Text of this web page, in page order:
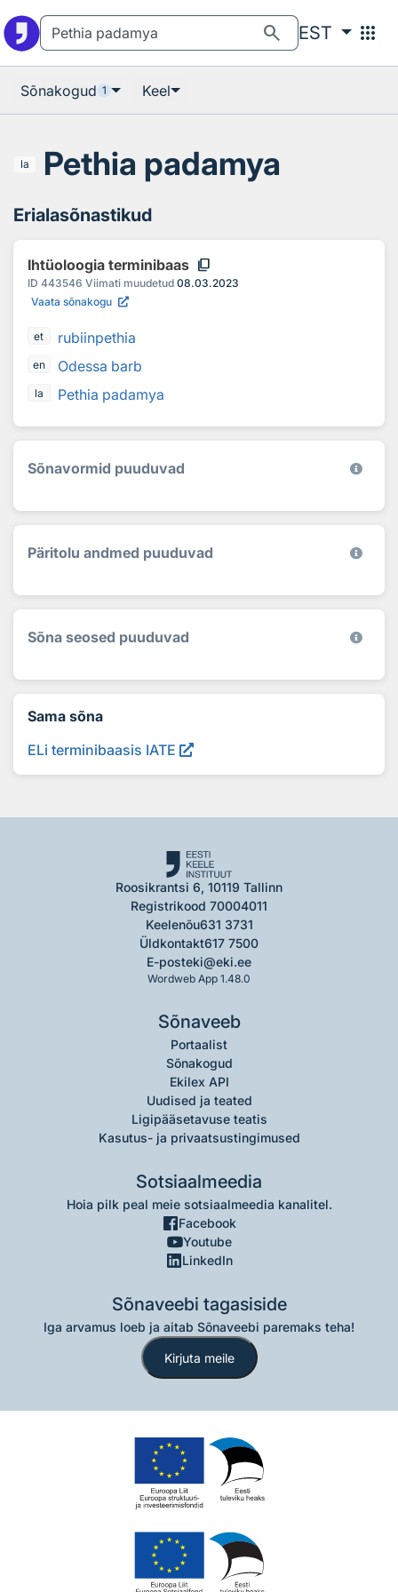
search EST apps
Sõnakogud 1 Keel
la Pethia padamya
Erialasõnastikud
Ihtüoloogia terminibaas content_copy
ID 443546 Viimati muudetud 08.03.2023
Vaata sõnakogu
et rubiinpethia
en Odessa barb
la Pethia padamya
Sõnavormid puuduvad
Päritolu andmed puuduvad
Sõna seosed puuduvad
Sama sõna
ELi terminibaasis IATE
Roosikrantsi 6, 10119 Tallinn
Registrikood 70004011
Keelenõu631 3731
Üldkontakt617 7500
E-posteki@eki.ee
Wordweb App 1.48.0
Sõnaveeb
Portaalist
Sõnakogud
Ekilex API
Uudised ja teated
Ligipääsetavuse teatis
Kasutus- ja privaatsustingimused
Sotsiaalmeedia
Hoia pilk peal meie sotsiaalmeedia kanalitel.
Facebook
Youtube
LinkedIn
Sõnaveebi tagasiside
Iga arvamus loeb ja aitab Sõnaveebi paremaks teha!
Kirjuta meile